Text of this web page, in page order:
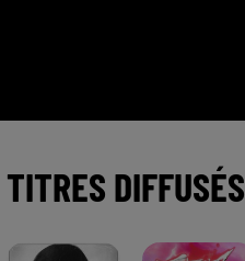
TITRES DIFFUSÉS